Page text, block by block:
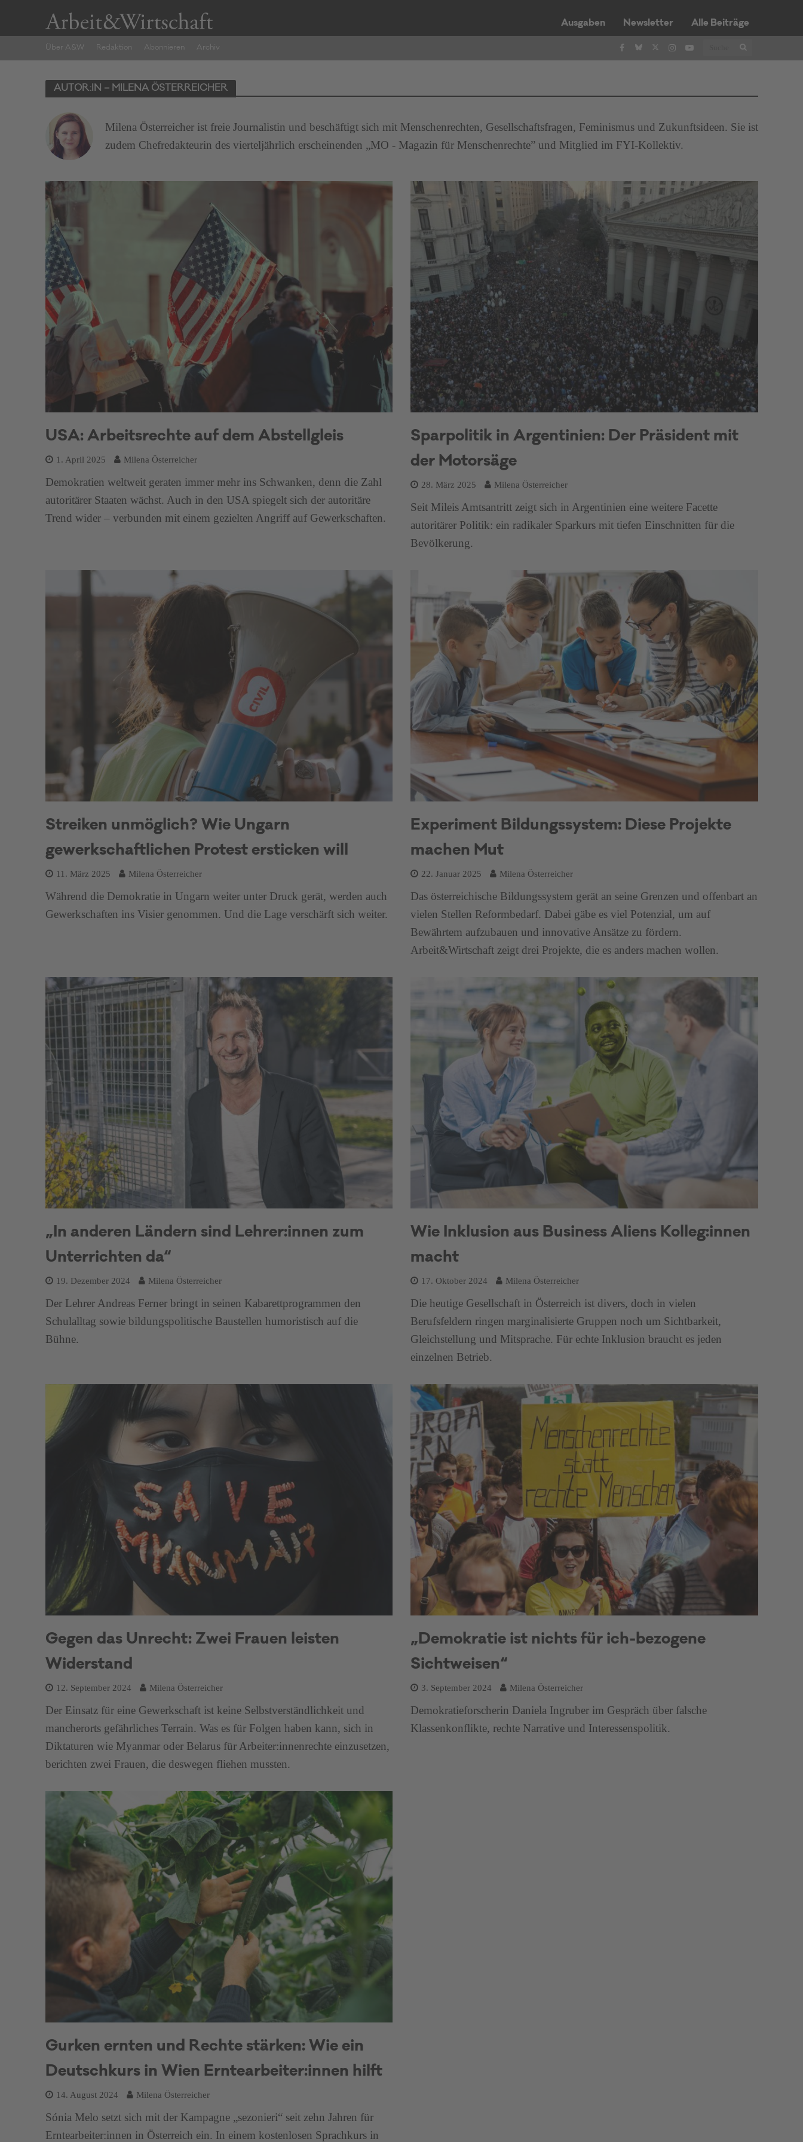
Ausgaben Newsletter Alle Beiträge
Über A&W Redaktion Abonnieren Archiv
AUTOR:IN – MILENA ÖSTERREICHER
Milena Österreicher ist freie Journalistin und beschäftigt sich mit Menschenrechten, Gesellschaftsfragen, Feminismus und Zukunftsideen. Sie ist
zudem Chefredakteurin des vierteljährlich erscheinenden „MO - Magazin für Menschenrechte” und Mitglied im FYI-Kollektiv.
USA: Arbeitsrechte auf dem Abstellgleis
1. April 2025 Milena Österreicher
Demokratien weltweit geraten immer mehr ins Schwanken, denn die Zahl
autoritärer Staaten wächst. Auch in den USA spiegelt sich der autoritäre
Trend wider – verbunden mit einem gezielten Angriff auf Gewerkschaften.
Sparpolitik in Argentinien: Der Präsident mit
der Motorsäge
28. März 2025 Milena Österreicher
Seit Mileis Amtsantritt zeigt sich in Argentinien eine weitere Facette
autoritärer Politik: ein radikaler Sparkurs mit tiefen Einschnitten für die
Bevölkerung.
Streiken unmöglich? Wie Ungarn
gewerkschaftlichen Protest ersticken will
11. März 2025 Milena Österreicher
Während die Demokratie in Ungarn weiter unter Druck gerät, werden auch
Gewerkschaften ins Visier genommen. Und die Lage verschärft sich weiter.
Experiment Bildungssystem: Diese Projekte
machen Mut
22. Januar 2025 Milena Österreicher
Das österreichische Bildungssystem gerät an seine Grenzen und offenbart an
vielen Stellen Reformbedarf. Dabei gäbe es viel Potenzial, um auf
Bewährtem aufzubauen und innovative Ansätze zu fördern.
Arbeit&Wirtschaft zeigt drei Projekte, die es anders machen wollen.
„In anderen Ländern sind Lehrer:innen zum
Unterrichten da“
19. Dezember 2024 Milena Österreicher
Der Lehrer Andreas Ferner bringt in seinen Kabarettprogrammen den
Schulalltag sowie bildungspolitische Baustellen humoristisch auf die
Bühne.
Wie Inklusion aus Business Aliens Kolleg:innen
macht
17. Oktober 2024 Milena Österreicher
Die heutige Gesellschaft in Österreich ist divers, doch in vielen
Berufsfeldern ringen marginalisierte Gruppen noch um Sichtbarkeit,
Gleichstellung und Mitsprache. Für echte Inklusion braucht es jeden
einzelnen Betrieb.
Gegen das Unrecht: Zwei Frauen leisten
Widerstand
12. September 2024 Milena Österreicher
Der Einsatz für eine Gewerkschaft ist keine Selbstverständlichkeit und
mancherorts gefährliches Terrain. Was es für Folgen haben kann, sich in
Diktaturen wie Myanmar oder Belarus für Arbeiter:innenrechte einzusetzen,
berichten zwei Frauen, die deswegen fliehen mussten.
„Demokratie ist nichts für ich-bezogene
Sichtweisen“
3. September 2024 Milena Österreicher
Demokratieforscherin Daniela Ingruber im Gespräch über falsche
Klassenkonflikte, rechte Narrative und Interessenspolitik.
Gurken ernten und Rechte stärken: Wie ein
Deutschkurs in Wien Erntearbeiter:innen hilft
14. August 2024 Milena Österreicher
Sónia Melo setzt sich mit der Kampagne „sezonieri“ seit zehn Jahren für
Erntearbeiter:innen in Österreich ein. In einem kostenlosen Sprachkurs in